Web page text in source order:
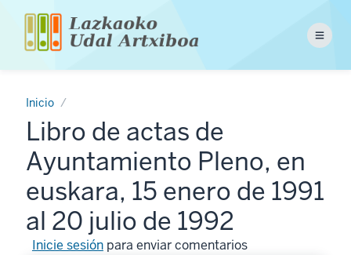
contenido
Menu
Inicio
Libro de actas de
Ayuntamiento Pleno, en
euskara, 15 enero de 1991
al 20 julio de 1992
Inicie sesiónpara enviar comentarios